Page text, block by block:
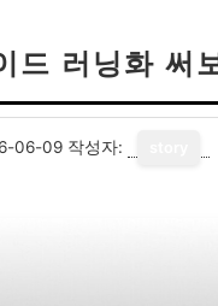
드 러닝화 써
06-09 작성자: